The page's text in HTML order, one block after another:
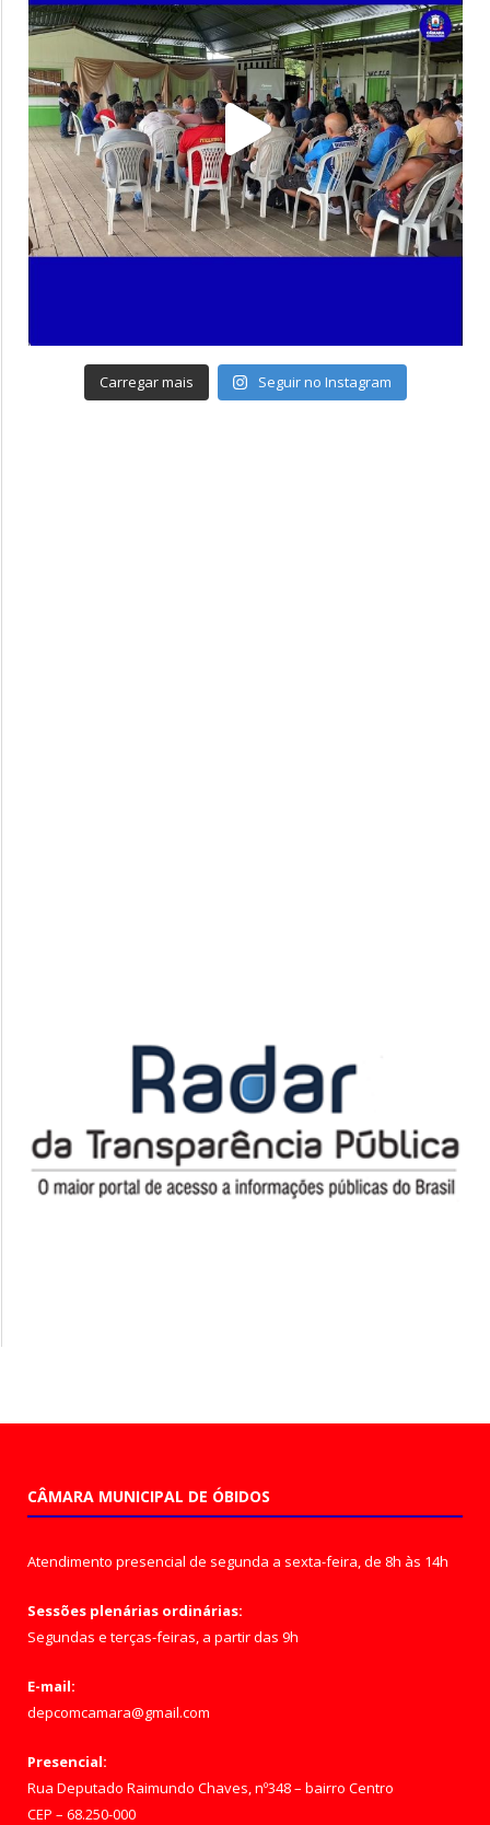
Carregar mais Seguir no Instagram
CÂMARA MUNICIPAL DE ÓBIDOS
Atendimento presencial de segunda a sexta-feira, de 8h às 14h
Sessões plenárias ordinárias:
Segundas e terças-feiras, a partir das 9h
E-mail:
depcomcamara@gmail.com
Presencial:
Rua Deputado Raimundo Chaves, nº348 – bairro Centro
CEP – 68.250-000